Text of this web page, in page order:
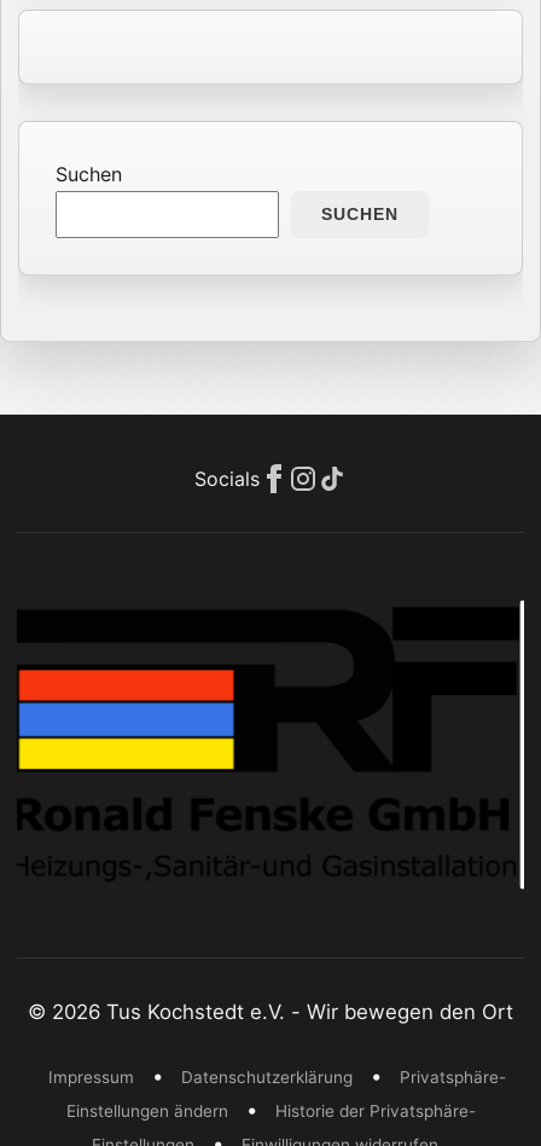
Suchen
SUCHEN
Socials
© 2026 Tus Kochstedt e.V. - Wir bewegen den Ort
Impressum • Datenschutzerklärung •
Privatsphäre-
Einstellungen ändern
•
Historie der Privatsphäre-